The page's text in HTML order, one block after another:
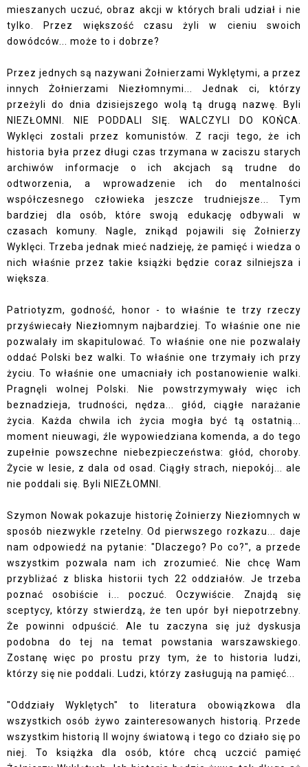
mieszanych uczuć, obraz akcji w których brali udział i nie
tylko. Przez większość czasu żyli w cieniu swoich
dowódców... może to i dobrze?
Przez jednych są nazywani Żołnierzami Wyklętymi, a przez
innych Żołnierzami Niezłomnymi... Jednak ci, którzy
przeżyli do dnia dzisiejszego wolą tą drugą nazwę. Byli
NIEZŁOMNI. NIE PODDALI SIĘ. WALCZYLI DO KOŃCA.
Wyklęci zostali przez komunistów. Z racji tego, że ich
historia była przez długi czas trzymana w zaciszu starych
archiwów informacje o ich akcjach są trudne do
odtworzenia, a wprowadzenie ich do mentalności
współczesnego człowieka jeszcze trudniejsze... Tym
bardziej dla osób, które swoją edukację odbywali w
czasach komuny. Nagle, znikąd pojawili się Żołnierzy
Wyklęci. Trzeba jednak mieć nadzieję, że pamięć i wiedza o
nich właśnie przez takie książki będzie coraz silniejsza i
większa.
Patriotyzm, godność, honor - to właśnie te trzy rzeczy
przyświecały Niezłomnym najbardziej. To właśnie one nie
pozwalały im skapitulować. To właśnie one nie pozwalały
oddać Polski bez walki. To właśnie one trzymały ich przy
życiu. To właśnie one umacniały ich postanowienie walki.
Pragnęli wolnej Polski. Nie powstrzymywały więc ich
beznadzieja, trudności, nędza... głód, ciągłe narażanie
życia. Każda chwila ich życia mogła być tą ostatnią...
moment nieuwagi, źle wypowiedziana komenda, a do tego
zupełnie powszechne niebezpieczeństwa: głód, choroby.
Życie w lesie, z dala od osad. Ciągły strach, niepokój... ale
nie poddali się. Byli NIEZŁOMNI.
Szymon Nowak pokazuje historię Żołnierzy Niezłomnych w
sposób niezwykle rzetelny. Od pierwszego rozkazu... daje
nam odpowiedź na pytanie: "Dlaczego? Po co?", a przede
wszystkim pozwala nam ich zrozumieć. Nie chcę Wam
przybliżać z bliska historii tych 22 oddziałów. Je trzeba
poznać osobiście i... poczuć. Oczywiście. Znajdą się
sceptycy, którzy stwierdzą, że ten upór był niepotrzebny.
Że powinni odpuścić. Ale tu zaczyna się już dyskusja
podobna do tej na temat powstania warszawskiego.
Zostanę więc po prostu przy tym, że to historia ludzi,
którzy się nie poddali. Ludzi, którzy zasługują na pamięć...
"Oddziały Wyklętych" to literatura obowiązkowa dla
wszystkich osób żywo zainteresowanych historią. Przede
wszystkim historią II wojny światową i tego co działo się po
niej. To książka dla osób, które chcą uczcić pamięć